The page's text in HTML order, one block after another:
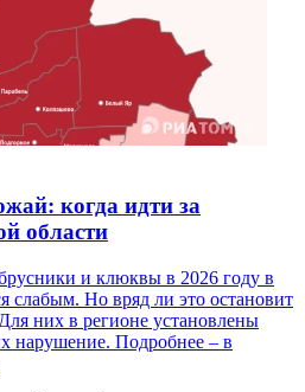
когда идти за
области
и клюквы в 2026 году в
слабым. Но вряд ли это остановит
них в регионе установлены
нарушение. Подробнее – в